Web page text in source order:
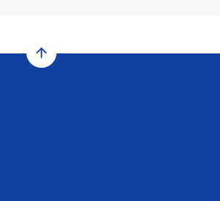
arrow_upward